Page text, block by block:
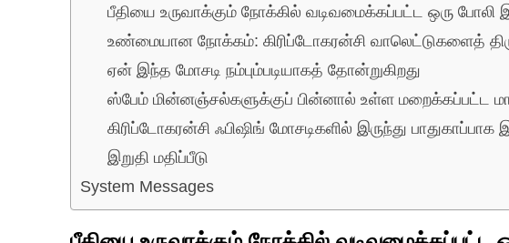
பீதியை உருவாக்கும் நோக்கில் வடிவமைக்கப்பட்ட ஒரு
உண்மையான நோக்கம்: கிரிப்டோகரன்சி வாலெட்டுகளைத்
ஏன் இந்த மோசடி நம்பும்படியாகத் தோன்றுகிறது
ஸ்பேம் மின்னஞ்சல்களுக்குப் பின்னால் உள்ள மறைக்கப்பட்ட
கிரிப்டோகரன்சி ஃபிஷிங் மோசடிகளில் இருந்து பாதுகாப்பாக
இறுதி மதிப்பீடு
System Messages